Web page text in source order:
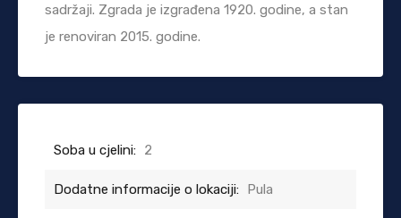
sadržaji. Zgrada je izgrađena 1920. godine, a stan
je renoviran 2015. godine.
Soba u cjelini: 2
Dodatne informacije o lokaciji: Pula